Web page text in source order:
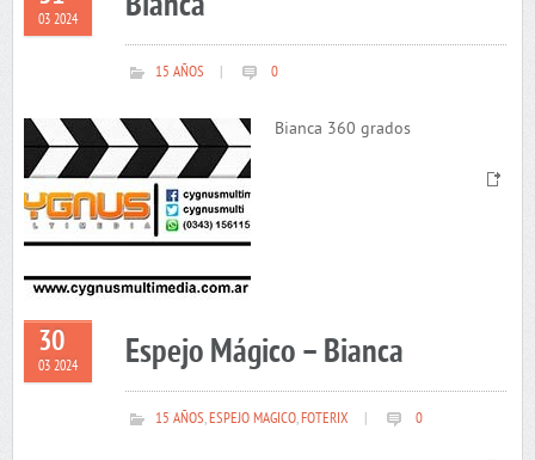
03 2024
15 AÑOS 0
Bianca 360 grados
30
03 2024 Espejo Mágico – Bianca
15 AÑOS,ESPEJO MAGICO,FOTERIX 0